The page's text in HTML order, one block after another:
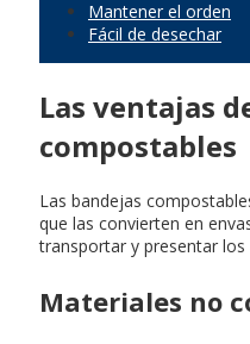
Mantener el orden
Fácil de desechar
Las ventajas
compostables
Las bandejas
que las convierten en
transportar y presentar los
Materiales no